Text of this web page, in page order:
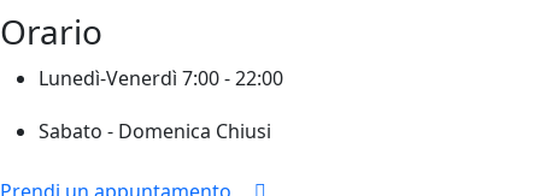
Orario
Lunedì-Venerdì 7:00 - 22:00
Sabato - Domenica Chiusi
Prendi un appuntamento